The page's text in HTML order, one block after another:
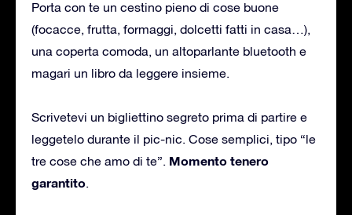
Porta con te un cestino pieno di cose buone
(focacce, frutta, formaggi, dolcetti fatti in casa…),
una coperta comoda, un altoparlante bluetooth e
magari un libro da leggere insieme.
Scrivetevi un bigliettino segreto prima di partire e
leggetelo durante il pic-nic. Cose semplici, tipo “le
tre cose che amo di te”. Momento tenero
garantito.